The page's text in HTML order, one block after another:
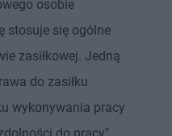
osobie
stosuje się ogólne
zasiłkowej. Jedną
do zasiłku
wykonywania pracy